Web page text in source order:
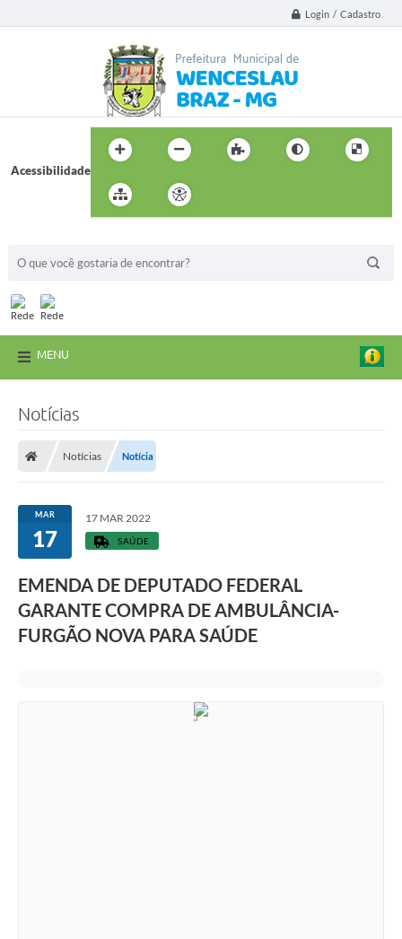
Login / Cadastro
Acessibilidade
MENU
Notícias
Notícias Notícia
MAR
17
17 MAR 2022
SAÚDE
EMENDA DE DEPUTADO FEDERAL
GARANTE COMPRA DE AMBULÂNCIA-
FURGÃO NOVA PARA SAÚDE